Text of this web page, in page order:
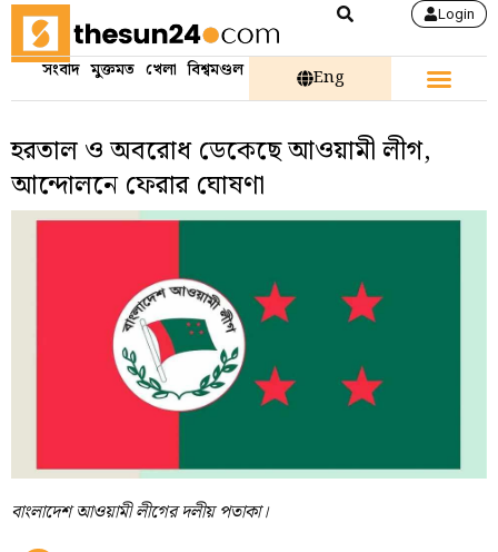
Login
সংবাদ মুক্তমত খেলা বিশ্বমণ্ডল Eng
হরতাল ও অবরোধ ডেকেছে আওয়ামী লীগ,
আন্দোলনে ফেরার ঘোষণা
বাংলাদেশ আওয়ামী লীগের দলীয় পতাকা।